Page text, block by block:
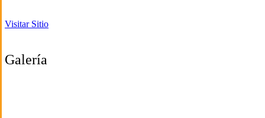
Visitar Sitio
Galería